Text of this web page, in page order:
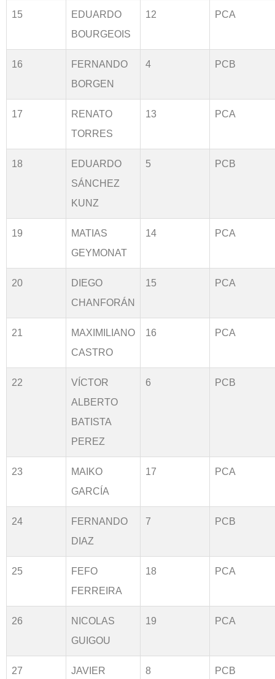
15
EDUARDO
BOURGEOIS
12 PCA
16
FERNANDO
BORGEN
4 PCB
17
RENATO
TORRES
13 PCA
18
EDUARDO
SÁNCHEZ
KUNZ
5 PCB
19
MATIAS
GEYMONAT
14 PCA
20
DIEGO
CHANFORÁN
15 PCA
21
MAXIMILIANO
CASTRO
16 PCA
22
VÍCTOR
ALBERTO
BATISTA
PEREZ
6 PCB
23
MAIKO
GARCÍA
17 PCA
24
FERNANDO
DIAZ
7 PCB
25
FEFO
FERREIRA
18 PCA
26
NICOLAS
GUIGOU
19 PCA
27
JAVIER
8 PCB